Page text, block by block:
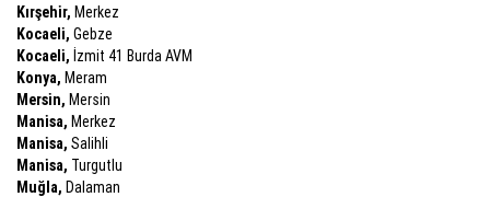
Kırşehir, Merkez
Kocaeli, Gebze
Kocaeli, İzmit 41 Burda AVM
Konya, Meram
Mersin, Mersin
Manisa, Merkez
Manisa, Salihli
Manisa, Turgutlu
Muğla, Dalaman